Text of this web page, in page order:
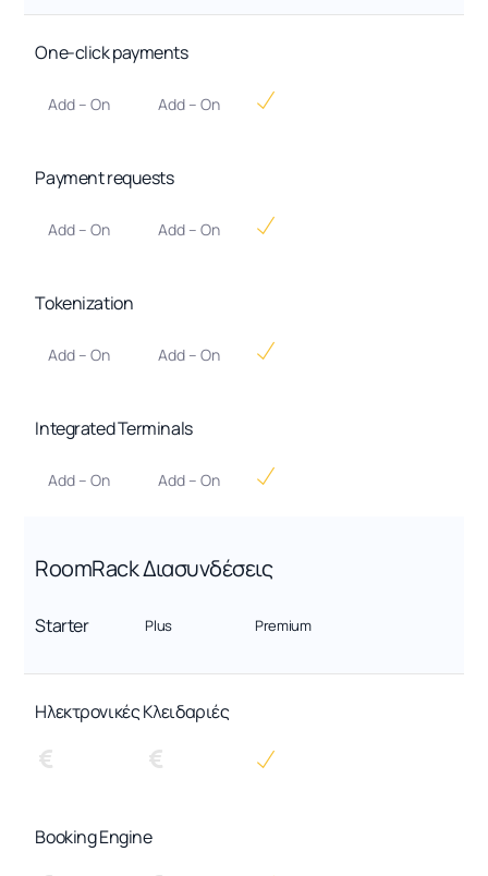
One-click payments
Add – On Add – On
Payment requests
Add – On Add – On
Tokenization
Add – On Add – On
Integrated Terminals
Add – On Add – On
RoomRack Διασυνδέσεις
Starter Plus Premium
Ηλεκτρονικές Κλειδαριές
Booking Engine